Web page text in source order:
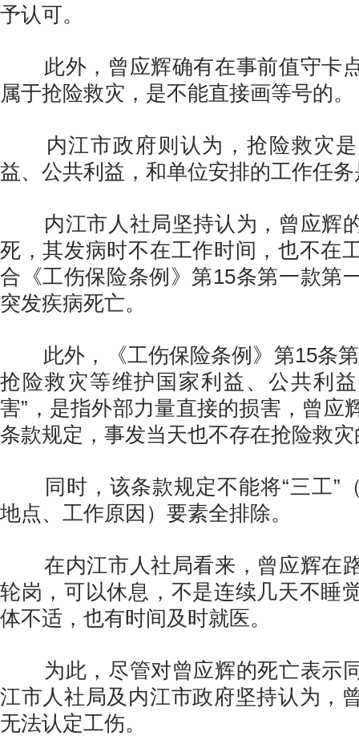
予认可。
此外，曾应辉确有在事前值守卡
属于抢险救灾，是不能直接画等号的。
内江市政府则认为，抢险救灾是
益、公共利益，和单位安排的工作任
内江市人社局坚持认为，曾应辉
死，其发病时不在工作时间，也不在
合《工伤保险条例》第15条第一款第
突发疾病死亡。
此外，《工伤保险条例》第15条
抢险救灾等维护国家利益、公共利
害”，是指外部力量直接的损害，曾应
条款规定，事发当天也不存在抢险救
同时，该条款规定不能将“三工”
地点、工作原因）要素全排除。
在内江市人社局看来，曾应辉在
轮岗，可以休息，不是连续几天不睡
体不适，也有时间及时就医。
为此，尽管对曾应辉的死亡表示
江市人社局及内江市政府坚持认为，
无法认定工伤。